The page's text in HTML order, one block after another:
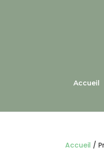
Accueil
Accueil /